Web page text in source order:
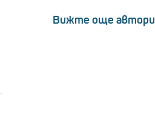
Вижте още автори